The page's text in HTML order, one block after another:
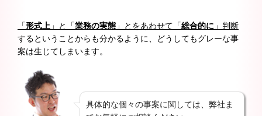
「形式上 」と「業務の実態 」とをあわせて「総合的に 」判断
するということからも分かるように、どうしてもグレーな事
案は生じてしまいます。
具体的な個々の事案に関しては、弊社ま